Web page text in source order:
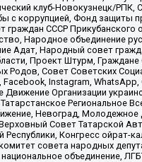
клуб-Новокузнецк/РПК,
с коррупцией, Фонд защиты
граждан СССР Прикубанского
Народное объединение
Адат, Народный совет
Проект Штурм,
Родов, Совет Советских
Facebook, Instagram,
Организации
Региональное
Невоград, Молодежное
Совет Татарской
Республики, Конгресс ойрат-
совета народных
объединение,